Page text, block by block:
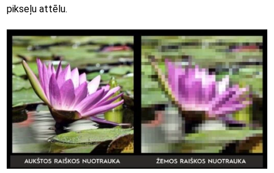
pikseļu attēlu.